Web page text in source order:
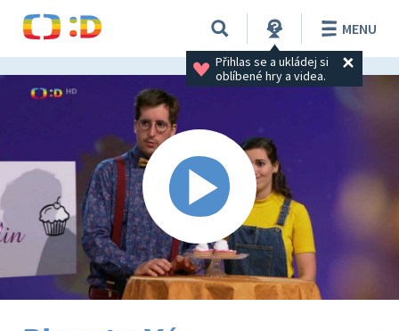
Přihlas se a ukládej si
oblíbené hry a videa.
MENU